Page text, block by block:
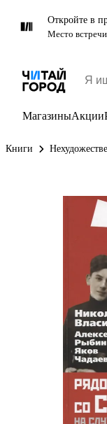
Откройте в
Место
МагазиныАкции
Книги